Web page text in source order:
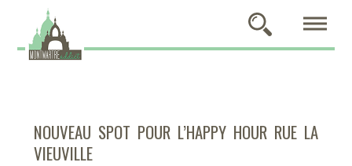
NOUVEAU SPOT POUR L’HAPPY HOUR RUE LA
VIEUVILLE